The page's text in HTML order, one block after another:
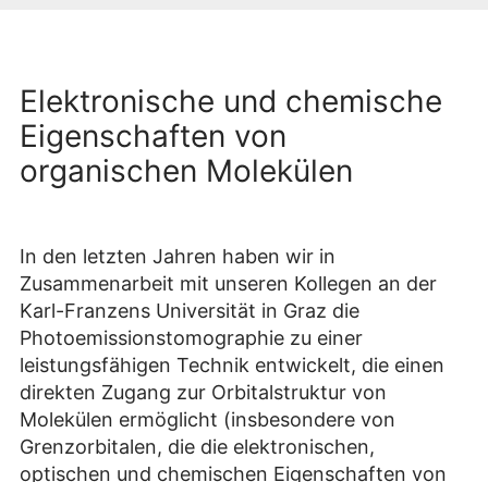
Elektronische und chemische
Eigenschaften von
organischen Molekülen
In den letzten Jahren haben wir in
Zusammenarbeit mit unseren Kollegen an der
Karl-Franzens Universität in Graz die
Photoemissionstomographie zu einer
leistungsfähigen Technik entwickelt, die einen
direkten Zugang zur Orbitalstruktur von
Molekülen ermöglicht (insbesondere von
Grenzorbitalen, die die elektronischen,
optischen und chemischen Eigenschaften von